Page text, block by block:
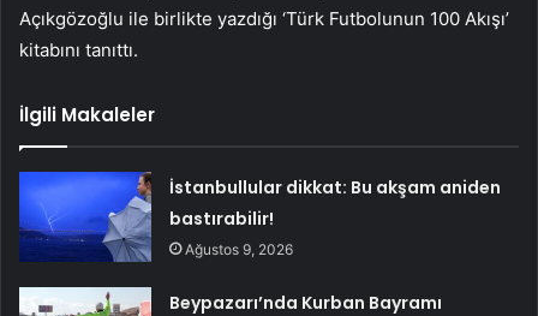
Açıkgözoğlu ile birlikte yazdığı ‘Türk Futbolunun 100 Akışı’
kitabını tanıttı.
İlgili Makaleler
İstanbullular dikkat: Bu akşam aniden
bastırabilir!
Ağustos 9, 2026
Beypazarı’nda Kurban Bayramı